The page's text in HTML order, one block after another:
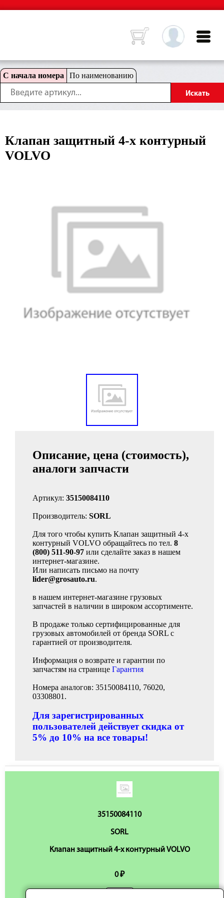
С начала номера По наименованию
Клапан защитный 4-х контурный
VOLVO
Описание, цена (стоимость),
аналоги запчасти
Артикул: 35150084110
Производитель: SORL
Для того чтобы купить Клапан защитный 4-х
контурный VOLVO обращайтесь по тел. 8
(800) 511-90-97 или сделайте заказ в нашем
интернет-магазине.
Или написать письмо на почту
lider@grosauto.ru.
в нашем интернет-магазине грузовых
запчастей в наличии в широком ассортименте.
В продаже только сертифицированные для
грузовых автомобилей от бренда SORL с
гарантией от производителя.
Информация о возврате и гарантии по
запчастям на странице Гарантия
Номера аналогов: 35150084110, 76020,
03308801.
Для зарегистрированных
пользователей действует скидка от
5% до 10% на все товары!
35150084110
SORL
Клапан защитный 4-х контурный VOLVO
0 ₽